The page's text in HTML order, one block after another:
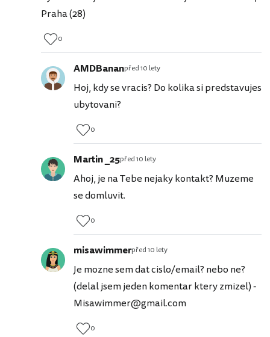
Praha (28)
0
AMDBananpřed 10 lety
Hoj, kdy se vracis? Do kolika si predstavujes
ubytovani?
0
Martin _25před 10 lety
Ahoj, je na Tebe nejaky kontakt? Muzeme
se domluvit.
0
misawimmerpřed 10 lety
Je mozne sem dat cislo/email? nebo ne?
(delal jsem jeden komentar ktery zmizel) -
Misawimmer@gmail.com
0